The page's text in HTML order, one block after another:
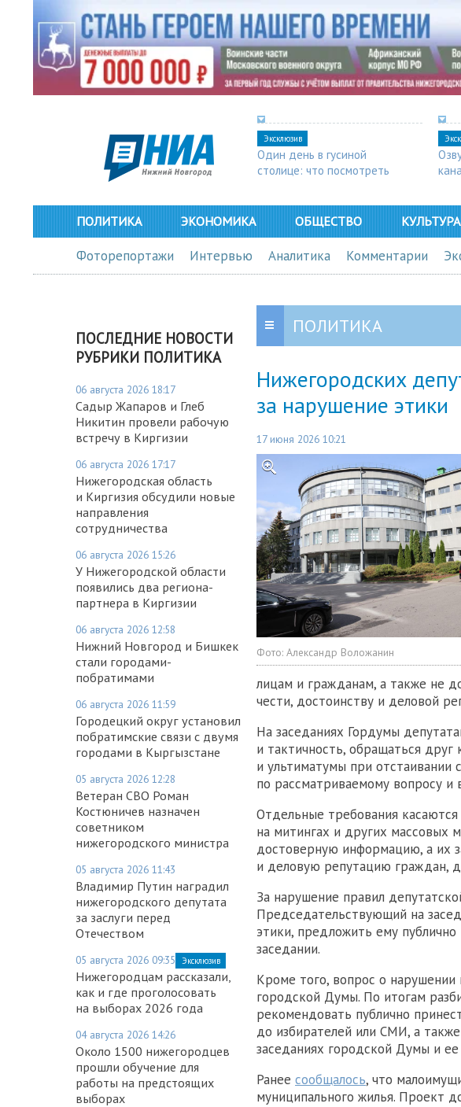
Эксклюзив
Один день в гусиной
столице: что посмотреть
ПОЛИТИКА ЭКОНОМИКА ОБЩЕСТВО
Фоторепортажи Интервью Аналитика Комментарии
ПОСЛЕДНИЕ НОВОСТИ
РУБРИКИ ПОЛИТИКА
06 августа 2026 18:17
Садыр Жапаров и Глеб
Никитин провели рабочую
встречу в Киргизии
06 августа 2026 17:17
Нижегородская область
и Киргизия обсудили новые
направления
сотрудничества
06 августа 2026 15:26
У Нижегородской области
появились два региона-
партнера в Киргизии
06 августа 2026 12:58
Нижний Новгород и Бишкек
стали городами-
побратимами
06 августа 2026 11:59
Городецкий округ установил
побратимские связи с двумя
городами в Кыргызстане
05 августа 2026 12:28
Ветеран СВО Роман
Костюничев назначен
советником
нижегородского министра
05 августа 2026 11:43
Владимир Путин наградил
нижегородского депутата
за заслуги перед
Отечеством
05 августа 2026 09:35 Эксклюзив
Нижегородцам рассказали,
как и где проголосовать
на выборах 2026 года
04 августа 2026 14:26
Около 1500 нижегородцев
прошли обучение для
работы на предстоящих
выборах
ПОЛИТИКА
Нижегородских
за нарушение этики
17 июня 2026 10:21
Фото: Александр Воложанин
лицам и гражданам, а также не
чести, достоинству и деловой
На заседаниях Гордумы
и тактичность, обращаться
и ультиматумы при отстаивании
по рассматриваемому вопросу и
Отдельные требования
на митингах и других массовых
достоверную информацию, а их
и деловую репутацию граждан,
За нарушение правил
Председательствующий на
этики, предложить ему
заседании.
Кроме того, вопрос о
городской Думы. По итогам
рекомендовать публично
до избирателей или СМИ, а
заседаниях городской Думы и ее
Ранее сообщалось, что
муниципального жилья. Проект